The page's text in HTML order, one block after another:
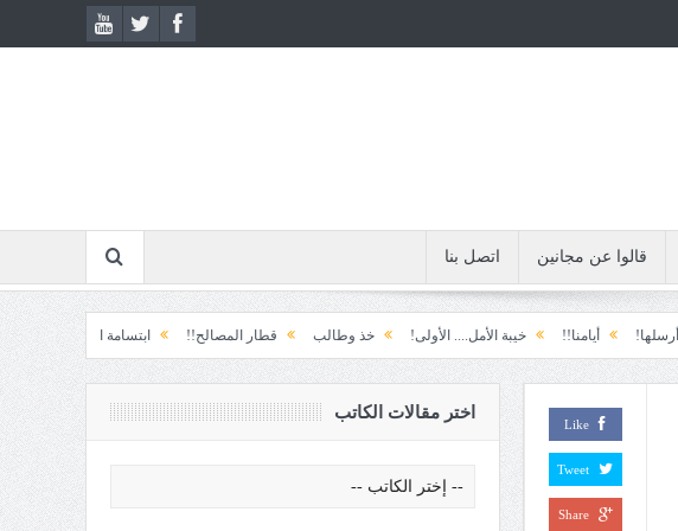
قالوا عن مجانين اتصل بنا
أيامنا!! خيبة الأمل.... الأولى! خذ وطالب قطار المصالح!! ابتسامة الطوارئ! المكوّن وما
Like
Tweet
Share
اختر مقالات الكاتب